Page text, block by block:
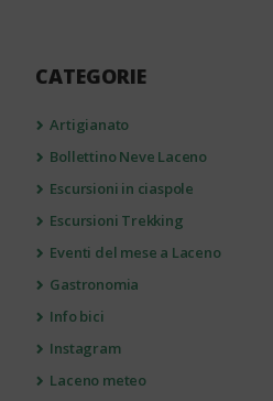
CATEGORIE
Artigianato
Bollettino Neve Laceno
Escursioni in ciaspole
Escursioni Trekking
Eventi del mese a Laceno
Gastronomia
Info bici
Instagram
Laceno meteo